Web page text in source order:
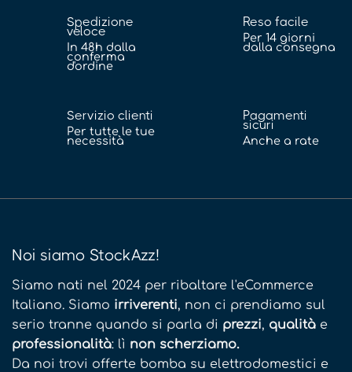
Spedizione
veloce
In 48h dalla
conferma
d'ordine
Reso facile
Per 14 giorni
dalla consegna
Servizio clienti
Per tutte le tue
necessità
Pagamenti
sicuri
Anche a rate
Noi siamo StockAzz!
Siamo nati nel 2024 per ribaltare l'eCommerce
Italiano. Siamo irriverenti, non ci prendiamo sul
serio tranne quando si parla di prezzi, qualità e
professionalità: lì non scherziamo.
Da noi trovi offerte bomba su elettrodomestici e